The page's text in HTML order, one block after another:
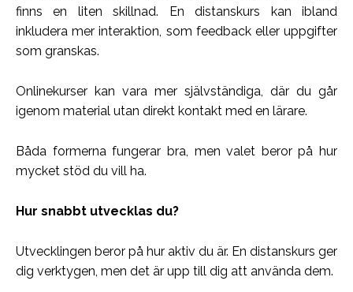
finns en liten skillnad. En distanskurs kan ibland
inkludera mer interaktion, som feedback eller uppgifter
som granskas.
Onlinekurser kan vara mer självständiga, där du går
igenom material utan direkt kontakt med en lärare.
Båda formerna fungerar bra, men valet beror på hur
mycket stöd du vill ha.
Hur snabbt utvecklas du?
Utvecklingen beror på hur aktiv du är. En distanskurs ger
dig verktygen, men det är upp till dig att använda dem.